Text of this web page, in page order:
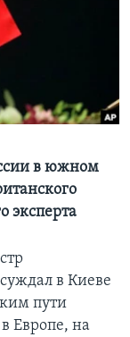
в южном
эксперта
в Киеве
пути
Европе, на